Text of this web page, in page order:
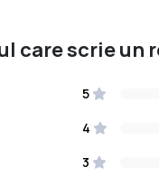
care scrie un
5
4
3